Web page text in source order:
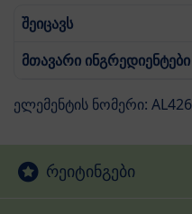
შეიცავს
მთავარი ინგრედიენტები
ელემენტის ნომერი:
რეიტინგები